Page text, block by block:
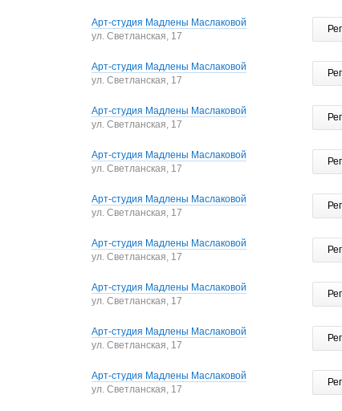
Арт-студия Мадлены Маслаковой
ул. Светланская, 17
Арт-студия Мадлены Маслаковой
ул. Светланская, 17
Арт-студия Мадлены Маслаковой
ул. Светланская, 17
Арт-студия Мадлены Маслаковой
ул. Светланская, 17
Арт-студия Мадлены Маслаковой
ул. Светланская, 17
Арт-студия Мадлены Маслаковой
ул. Светланская, 17
Арт-студия Мадлены Маслаковой
ул. Светланская, 17
Арт-студия Мадлены Маслаковой
ул. Светланская, 17
Арт-студия Мадлены Маслаковой
ул. Светланская, 17